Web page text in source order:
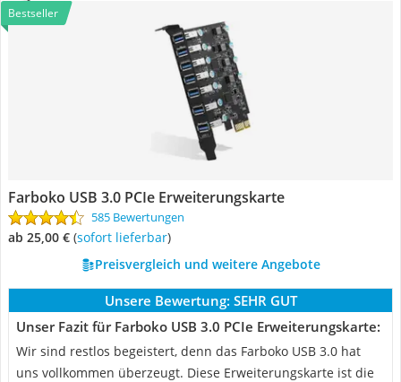
Bestseller
Farboko USB 3.0 PCIe Erweiterungskarte
585 Bewertungen
ab 25,00 € ( Sofort lieferbar)
Preisvergleich und weitere Angebote
Unsere Bewertung: SEHR GUT
Unser Fazit für Farboko USB 3.0 PCIe Erweiterungskarte:
Wir sind restlos begeistert, denn das Farboko USB 3.0 hat
uns vollkommen überzeugt. Diese Erweiterungskarte ist die